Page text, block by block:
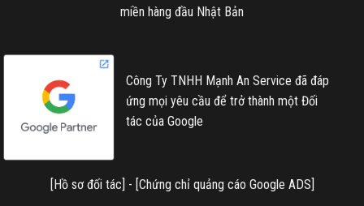
miền hàng đầu Nhật Bản
Công Ty TNHH Mạnh An Service đã đáp
ứng mọi yêu cầu để trở thành một Đối
tác của Google
[Hồ sơ đối tác] - [Chứng chỉ quảng cáo Google ADS]